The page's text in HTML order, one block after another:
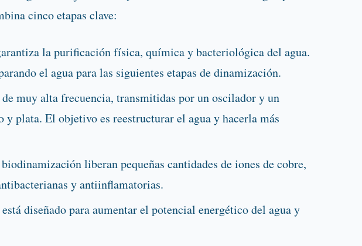
cinco etapas clave:
la purificación física, química y bacteriológica del agua.
el agua para las siguientes etapas de dinamización.
muy alta frecuencia, transmitidas por un oscilador y un
y plata. El objetivo es reestructurar el agua y hacerla más
liberan pequeñas cantidades de iones de cobre,
y antiinflamatorias.
diseñado para aumentar el potencial energético del agua y